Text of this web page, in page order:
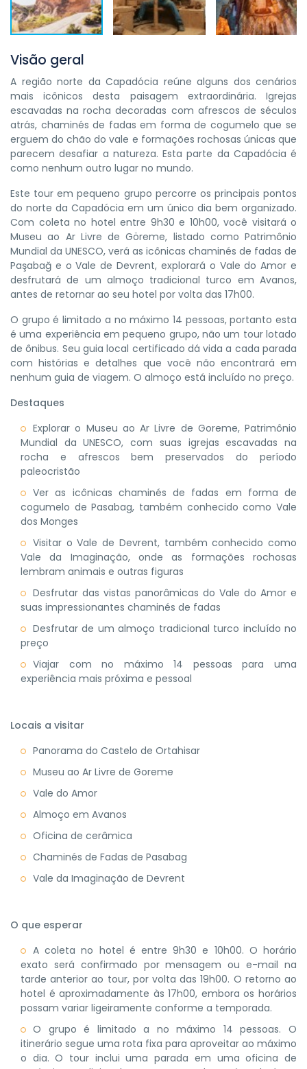
Visão geral
A região norte da Capadócia reúne alguns dos cenários
mais icônicos desta paisagem extraordinária. Igrejas
escavadas na rocha decoradas com afrescos de séculos
atrás, chaminés de fadas em forma de cogumelo que se
erguem do chão do vale e formações rochosas únicas que
parecem desafiar a natureza. Esta parte da Capadócia é
como nenhum outro lugar no mundo.
Este tour em pequeno grupo percorre os principais pontos
do norte da Capadócia em um único dia bem organizado.
Com coleta no hotel entre 9h30 e 10h00, você visitará o
Museu ao Ar Livre de Göreme, listado como Patrimônio
Mundial da UNESCO, verá as icônicas chaminés de fadas de
Paşabağ e o Vale de Devrent, explorará o Vale do Amor e
desfrutará de um almoço tradicional turco em Avanos,
antes de retornar ao seu hotel por volta das 17h00.
O grupo é limitado a no máximo 14 pessoas, portanto esta
é uma experiência em pequeno grupo, não um tour lotado
de ônibus. Seu guia local certificado dá vida a cada parada
com histórias e detalhes que você não encontrará em
nenhum guia de viagem. O almoço está incluído no preço.
Destaques
Explorar o Museu ao Ar Livre de Goreme, Patrimônio
Mundial da UNESCO, com suas igrejas escavadas na
rocha e afrescos bem preservados do período
paleocristão
Ver as icônicas chaminés de fadas em forma de
cogumelo de Pasabag, também conhecido como Vale
dos Monges
Visitar o Vale de Devrent, também conhecido como
Vale da Imaginação, onde as formações rochosas
lembram animais e outras figuras
Desfrutar das vistas panorâmicas do Vale do Amor e
suas impressionantes chaminés de fadas
Desfrutar de um almoço tradicional turco incluído no
preço
Viajar com no máximo 14 pessoas para uma
experiência mais próxima e pessoal
Locais a visitar
Panorama do Castelo de Ortahisar
Museu ao Ar Livre de Goreme
Vale do Amor
Almoço em Avanos
Oficina de cerâmica
Chaminés de Fadas de Pasabag
Vale da Imaginação de Devrent
O que esperar
A coleta no hotel é entre 9h30 e 10h00. O horário
exato será confirmado por mensagem ou e-mail na
tarde anterior ao tour, por volta das 19h00. O retorno ao
hotel é aproximadamente às 17h00, embora os horários
possam variar ligeiramente conforme a temporada.
O grupo é limitado a no máximo 14 pessoas. O
itinerário segue uma rota fixa para aproveitar ao máximo
o dia. O tour inclui uma parada em uma oficina de